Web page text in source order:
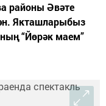
районы Әвәте
Якташларыбыз
“Йөрәк маем”